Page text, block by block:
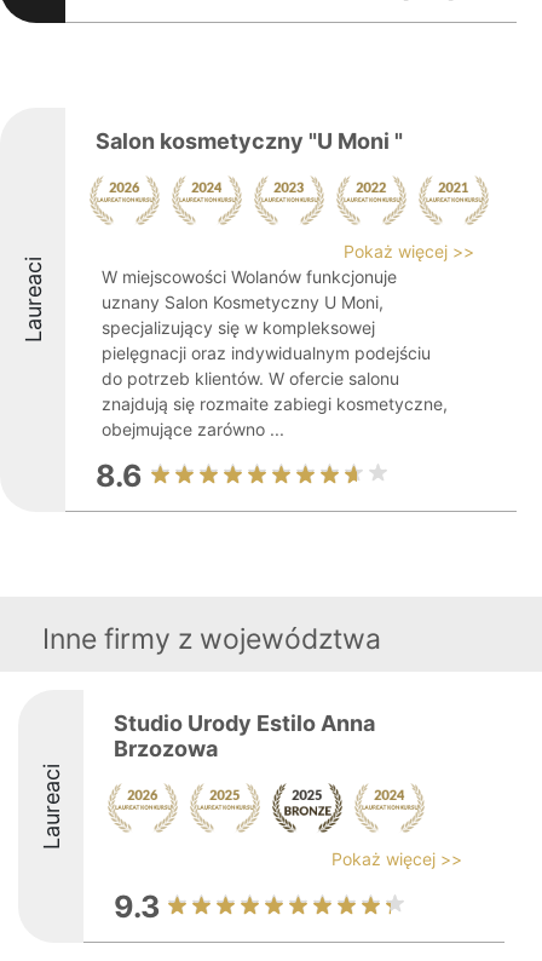
Laureaci
Salon kosmetyczny "U Moni "
Pokaż więcej >>
W miejscowości Wolanów funkcjonuje
uznany Salon Kosmetyczny U Moni,
specjalizujący się w kompleksowej
pielęgnacji oraz indywidualnym podejściu
do potrzeb klientów. W ofercie salonu
znajdują się rozmaite zabiegi kosmetyczne,
obejmujące zarówno ...
8.6
Inne firmy z województwa
Laureaci
Studio Urody Estilo Anna
Brzozowa
Pokaż więcej >>
9.3